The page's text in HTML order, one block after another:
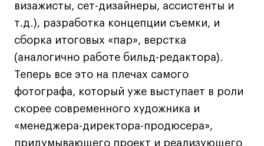
Войти в кампус
Получить сертификат
Дни открытых
дверей
Дни открытых
дверей
8 495 640 30 92
8 495 640 30 92
info@britishdesign.ru
info@britishdesign.ru
визажисты, сет-дизайнеры, ассистенты и
т.д.), разработка концепции съемки, и
сборка итоговых «пар», верстка
(аналогично работе бильд-редактора).
Теперь все это на плечах самого
фотографа, который уже выступает в роли
скорее современного художника и
«менеджера-директора-продюсера»,
придумывающего проект и реализующего